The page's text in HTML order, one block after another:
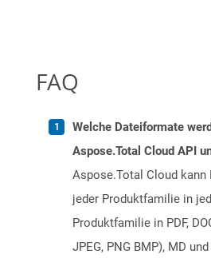
FAQ
Welche Dateiformate
Aspose.Total Cloud API
Aspose.Total Cloud
jeder Produktfamilie in
Produktfamilie in PDF,
JPEG, PNG BMP), MD